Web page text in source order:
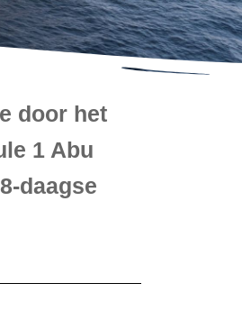
door het
1 Abu
daagse